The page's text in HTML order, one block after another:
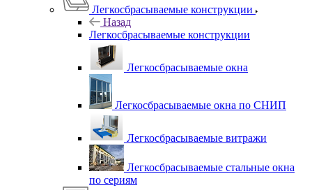
Легкосбрасываемые конструкции
Назад
Легкосбрасываемые конструкции
Легкосбрасываемые окна
Легкосбрасываемые окна по СНИП
Легкосбрасываемые витражи
Легкосбрасываемые стальные окна
по сериям